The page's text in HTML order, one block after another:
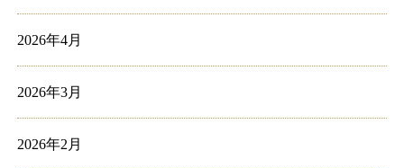
2026年4月
2026年3月
2026年2月